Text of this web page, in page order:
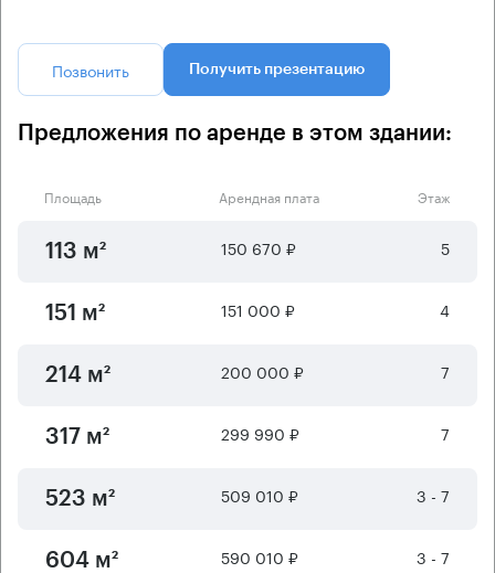
Позвонить Получить презентацию
Предложения по аренде в этом здании:
Площадь Арендная плата Этаж
113 м² 150 670 ₽ 5
151 м² 151 000 ₽ 4
214 м² 200 000 ₽ 7
317 м² 299 990 ₽ 7
523 м² 509 010 ₽ 3 - 7
604 м² 590 010 ₽ 3 - 7